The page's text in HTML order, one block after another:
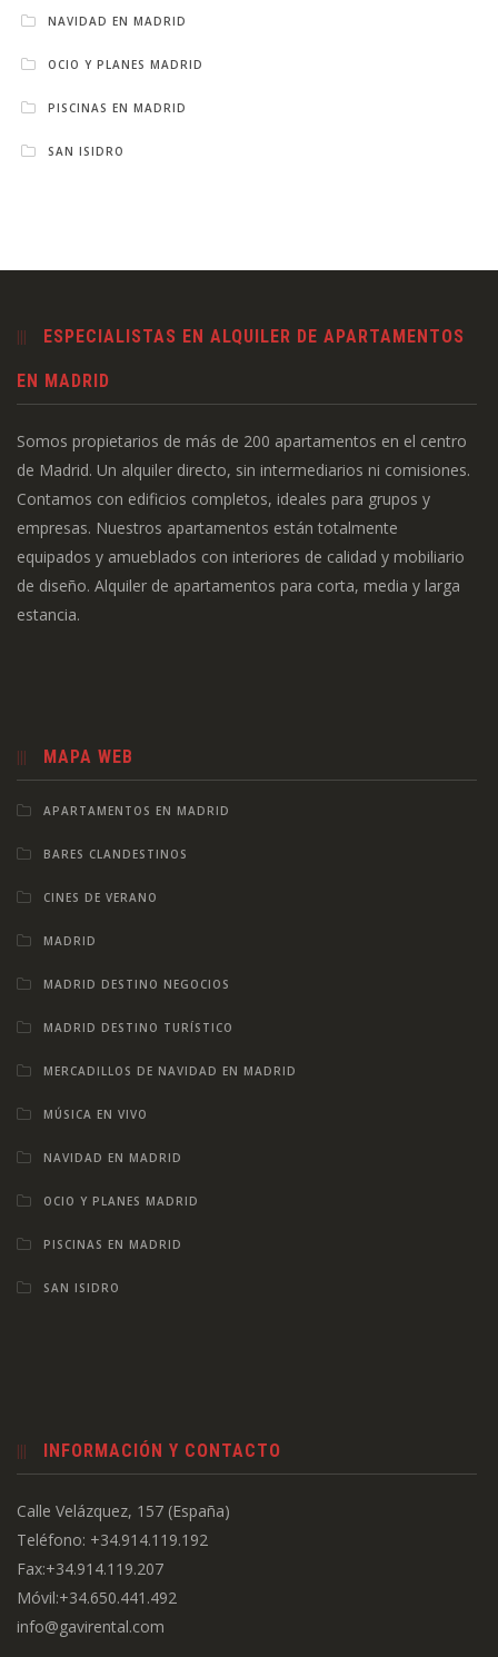
NAVIDAD EN MADRID
OCIO Y PLANES MADRID
PISCINAS EN MADRID
SAN ISIDRO
ESPECIALISTAS EN ALQUILER DE APARTAMENTOS
EN MADRID
Somos propietarios de más de 200 apartamentos en el centro
de Madrid. Un alquiler directo, sin intermediarios ni comisiones.
Contamos con edificios completos, ideales para grupos y
empresas. Nuestros apartamentos están totalmente
equipados y amueblados con interiores de calidad y mobiliario
de diseño. Alquiler de apartamentos para corta, media y larga
estancia.
MAPA WEB
APARTAMENTOS EN MADRID
BARES CLANDESTINOS
CINES DE VERANO
MADRID
MADRID DESTINO NEGOCIOS
MADRID DESTINO TURÍSTICO
MERCADILLOS DE NAVIDAD EN MADRID
MÚSICA EN VIVO
NAVIDAD EN MADRID
OCIO Y PLANES MADRID
PISCINAS EN MADRID
SAN ISIDRO
INFORMACIÓN Y CONTACTO
Calle Velázquez, 157 (España)
Teléfono: +34.914.119.192
Fax:+34.914.119.207
Móvil:+34.650.441.492
info@gavirental.com